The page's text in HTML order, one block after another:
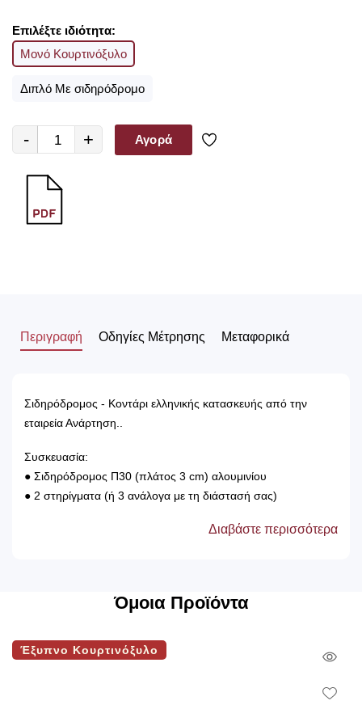
Επιλέξτε ιδιότητα:
Μονό Κουρτινόξυλο
Διπλό Με σιδηρόδρομο
- + Αγορά
Περιγραφή Οδηγίες Μέτρησης Μεταφορικά
Σιδηρόδρομος - Κοντάρι ελληνικής κατασκευής από την
εταιρεία Ανάρτηση..
Συσκευασία:
● Σιδηρόδρομος Π30 (πλάτος 3 cm) αλουμινίου
● 2 στηρίγματα (ή 3 ανάλογα με τη διάστασή σας)
Διαβάστε περισσότερα
Όμοια Προϊόντα
Έξυπνο Κουρτινόξυλο